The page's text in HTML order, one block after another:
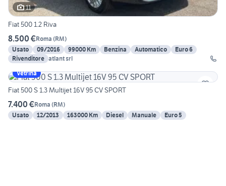
11
Fiat 500 1.2 Riva
8.500 €Roma (RM)
Usato
09/2016 99000 Km Benzina Automatico
Euro 6
Rivenditore atlant srl
Vetrina
Fiat 500 S 1.3 Multijet 16V 95 CV SPORT
7.400 €Roma (RM)
Usato
12/2013 163000 Km Diesel Manuale Euro 5